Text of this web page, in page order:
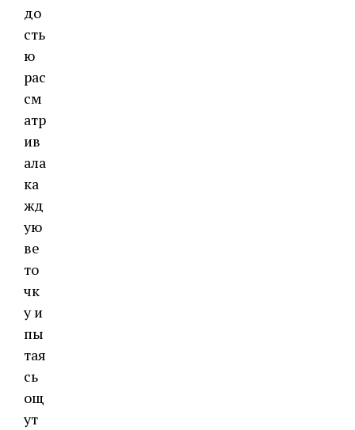
до
сть
ю
рас
см
атр
ив
ала
ка
жд
ую
ве
то
чк
у и
пы
тая
сь
ощ
ут